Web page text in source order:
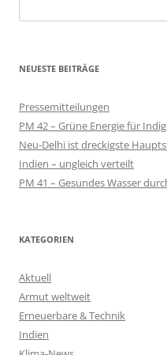
nach:
NEUESTE BEITRÄGE
Pressemitteilungen
PM 42 – Grüne Energie für
Neu-Delhi ist dreckigste
Indien – ungleich verteilt
PM 41 – Gesundes Wasser
KATEGORIEN
Aktuell
Armut weltweit
Erneuerbare & Technik
Indien